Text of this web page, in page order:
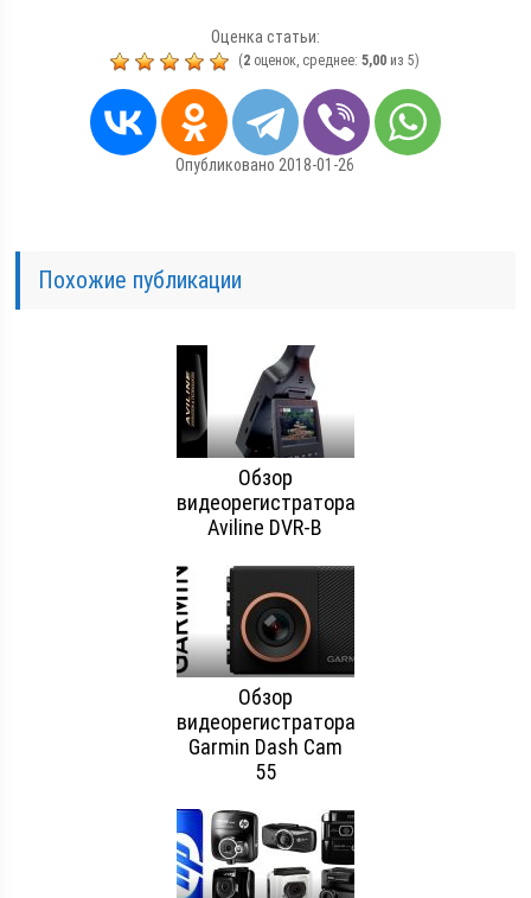
Оценка статьи:
(2 оценок, среднее:5,00 из 5)
Опубликовано 2018-01-26
Похожие публикации
Обзор
видеорегистратора
Aviline DVR-B
Обзор
видеорегистратора
Garmin Dash Cam
55